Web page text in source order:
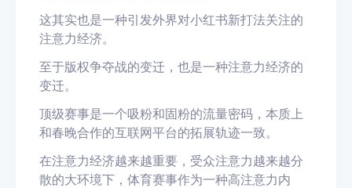
这其实也是一种引发外界对小红书新打法关注的
注意力经济。
至于版权争夺战的变迁，也是一种注意力经济的
变迁。
顶级赛事是一个吸粉和固粉的流量密码，本质上
和春晚合作的互联网平台的拓展轨迹一致。
在注意力经济越来越重要，受众注意力越来越分
散的大环境下，体育赛事作为一种高注意力内